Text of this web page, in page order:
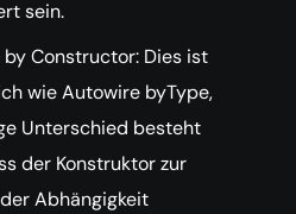
sein.
Constructor: Dies ist
wie Autowire byType,
Unterschied besteht
der Konstruktor zur
Abhängigkeit